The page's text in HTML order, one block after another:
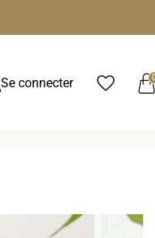
Se connecter